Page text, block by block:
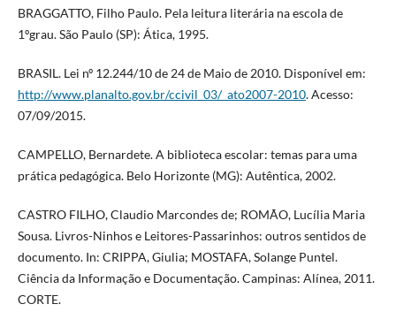
BRAGGATTO, Filho Paulo. Pela leitura literária na escola de
1ºgrau. São Paulo (SP): Ática, 1995.
BRASIL. Lei nº 12.244/10 de 24 de Maio de 2010. Disponível em:
http://www.planalto.gov.br/ccivil_03/_ato2007-2010. Acesso:
07/09/2015.
CAMPELLO, Bernardete. A biblioteca escolar: temas para uma
prática pedagógica. Belo Horizonte (MG): Autêntica, 2002.
CASTRO FILHO, Claudio Marcondes de; ROMÃO, Lucília Maria
Sousa. Livros-Ninhos e Leitores-Passarinhos: outros sentidos de
documento. In: CRIPPA, Giulia; MOSTAFA, Solange Puntel.
Ciência da Informação e Documentação. Campinas: Alínea, 2011.
CORTE.